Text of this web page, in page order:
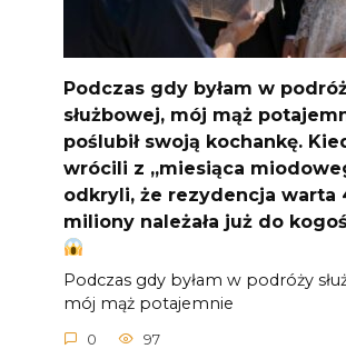
Podczas gdy byłam w
służbowej, mój mąż
poślubił swoją kochankę.
wrócili z „miesiąca
odkryli, że rezydencja warta
miliony należała już do
Podczas gdy byłam w podróży
mój mąż potajemnie
0 97